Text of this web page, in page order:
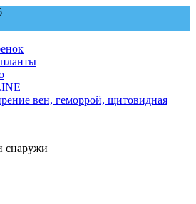
вен, геморрой, щитовидная
снаружи